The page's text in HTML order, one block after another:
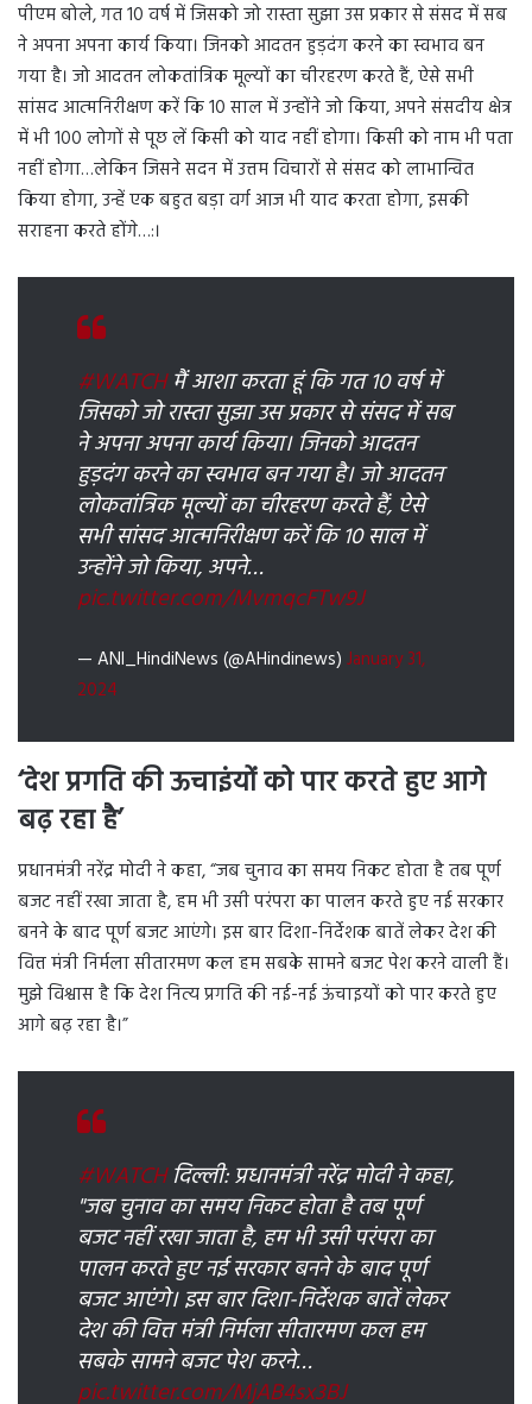
पीएम बोले, गत 10 वर्ष में जिसको जो रास्ता सुझा उस प्रकार से संसद में सब
ने अपना अपना कार्य किया। जिनको आदतन हुड़दंग करने का स्वभाव बन
गया है। जो आदतन लोकतांत्रिक मूल्यों का चीरहरण करते हैं, ऐसे सभी
सांसद आत्मनिरीक्षण करें कि 10 साल में उन्होंने जो किया, अपने संसदीय क्षेत्र
में भी 100 लोगों से पूछ लें किसी को याद नहीं होगा। किसी को नाम भी पता
नहीं होगा…लेकिन जिसने सदन में उत्तम विचारों से संसद को लाभान्वित
किया होगा, उन्हें एक बहुत बड़ा वर्ग आज भी याद करता होगा, इसकी
सराहना करते होंगे…:।
#WATCHमैं आशा करता हूं कि गत 10 वर्ष में
जिसको जो रास्ता सुझा उस प्रकार से संसद में सब
ने अपना अपना कार्य किया। जिनको आदतन
हुड़दंग करने का स्वभाव बन गया है। जो आदतन
लोकतांत्रिक मूल्यों का चीरहरण करते हैं, ऐसे
सभी सांसद आत्मनिरीक्षण करें कि 10 साल में
उन्होंने जो किया, अपने…
pic.twitter.com/MvmqcFTw9J
— ANI_HindiNews (@AHindinews) January 31,
2024
‘देश प्रगति की ऊचाइंयों को पार करते हुए आगे
बढ़ रहा है’
प्रधानमंत्री नरेंद्र मोदी ने कहा, “जब चुनाव का समय निकट होता है तब पूर्ण
बजट नहीं रखा जाता है, हम भी उसी परंपरा का पालन करते हुए नई सरकार
बनने के बाद पूर्ण बजट आएंगे। इस बार दिशा-निर्देशक बातें लेकर देश की
वित्त मंत्री निर्मला सीतारमण कल हम सबके सामने बजट पेश करने वाली हैं।
मुझे विश्वास है कि देश नित्य प्रगति की नई-नई ऊंचाइयों को पार करते हुए
आगे बढ़ रहा है।”
#WATCHदिल्ली: प्रधानमंत्री नरेंद्र मोदी ने कहा,
"जब चुनाव का समय निकट होता है तब पूर्ण
बजट नहीं रखा जाता है, हम भी उसी परंपरा का
पालन करते हुए नई सरकार बनने के बाद पूर्ण
बजट आएंगे। इस बार दिशा-निर्देशक बातें लेकर
देश की वित्त मंत्री निर्मला सीतारमण कल हम
सबके सामने बजट पेश करने…
pic.twitter.com/MjAB4sx3BJ